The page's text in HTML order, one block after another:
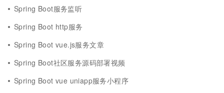
Spring Boot服务监听
Spring Boot http服务
Spring Boot vue.js服务文章
Spring Boot社区服务源码部署视频
Spring Boot vue uniapp服务小程序